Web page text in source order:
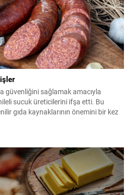
güvenliğini sağlamak amacıyla
sucuk üreticilerini ifşa etti. Bu
gıda kaynaklarının önemini bir kez